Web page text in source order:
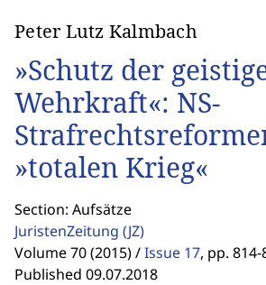
Peter Lutz Kalmbach
»Schutz der
Wehrkraft«: NS-
»totalen Krieg«
Section: Aufsätze
JuristenZeitung (JZ)
Volume 70 (2015) /Issue 17, pp. 814-
Published 09.07.2018